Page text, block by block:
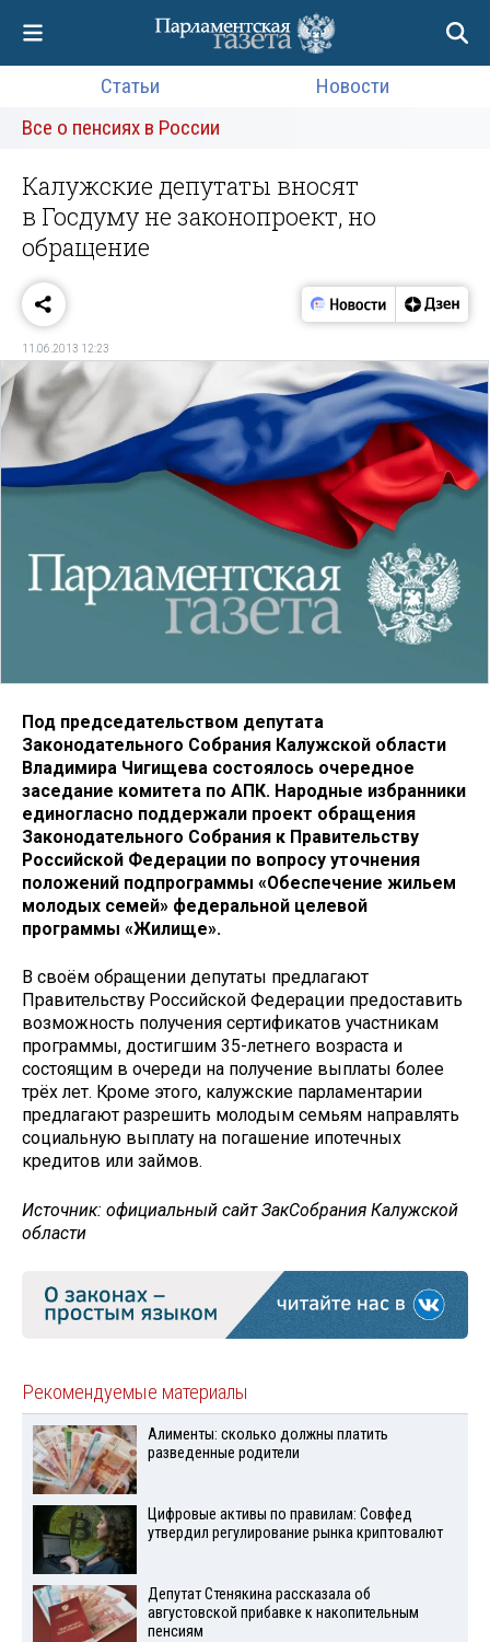
Статьи
Новости
Все о пенсиях в России
Калужские депутаты вносят
в Госдуму не законопроект, но
обращение
11.06.2013 12:23
Под председательством депутата
Законодательного Собрания Калужской области
Владимира Чигищева состоялось очередное
заседание комитета по АПК. Народные избранники
единогласно поддержали проект обращения
Законодательного Собрания к Правительству
Российской Федерации по вопросу уточнения
положений подпрограммы «Обеспечение жильем
молодых семей» федеральной целевой
программы «Жилище».
В своём обращении депутаты предлагают
Правительству Российской Федерации предоставить
возможность получения сертификатов участникам
программы, достигшим 35-летнего возраста и
состоящим в очереди на получение выплаты более
трёх лет. Кроме этого, калужские парламентарии
предлагают разрешить молодым семьям направлять
социальную выплату на погашение ипотечных
кредитов или займов.
Источник: официальный сайт ЗакСобрания Калужской
области
Рекомендуемые материалы
Алименты: сколько должны платить
разведенные родители
Цифровые активы по правилам: Совфед
утвердил регулирование рынка криптовалют
Депутат Стенякина рассказала об
августовской прибавке к накопительным
пенсиям